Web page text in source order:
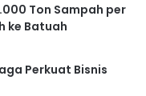
Ton Sampah per
ke Batuah
Perkuat Bisnis